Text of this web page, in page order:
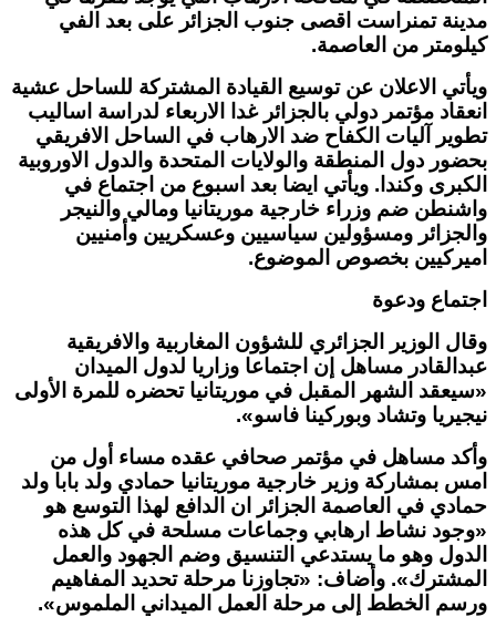
مدينة تمنراست اقصى جنوب الجزائر على بعد الفي
كيلومتر من العاصمة.
ويأتي الاعلان عن توسيع القيادة المشتركة للساحل عشية
انعقاد مؤتمر دولي بالجزائر غدا الاربعاء لدراسة اساليب
تطوير آليات الكفاح ضد الارهاب في الساحل الافريقي
بحضور دول المنطقة والولايات المتحدة والدول الاوروبية
الكبرى وكندا. ويأتي ايضا بعد اسبوع من اجتماع في
واشنطن ضم وزراء خارجية موريتانيا ومالي والنيجر
والجزائر ومسؤولين سياسيين وعسكريين وأمنيين
اميركيين بخصوص الموضوع.
اجتماع ودعوة
وقال الوزير الجزائري للشؤون المغاربية والافريقية
عبدالقادر مساهل إن اجتماعا وزاريا لدول الميدان
«سيعقد الشهر المقبل في موريتانيا تحضره للمرة الأولى
نيجيريا وتشاد وبوركينا فاسو».
وأكد مساهل في مؤتمر صحافي عقده مساء أول من
امس بمشاركة وزير خارجية موريتانيا حمادي ولد بابا ولد
حمادي في العاصمة الجزائر ان الدافع لهذا التوسع هو
«وجود نشاط ارهابي وجماعات مسلحة في كل هذه
الدول وهو ما يستدعي التنسيق وضم الجهود والعمل
المشترك». وأضاف: «تجاوزنا مرحلة تحديد المفاهيم
ورسم الخطط إلى مرحلة العمل الميداني الملموس».